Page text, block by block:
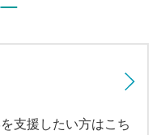
支援したい方はこち